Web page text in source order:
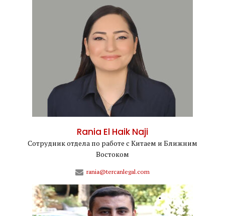
Rania El Haik Naji
Сотрудник отдела по работе с Китаем и Ближним
Востоком
rania@tercanlegal.com